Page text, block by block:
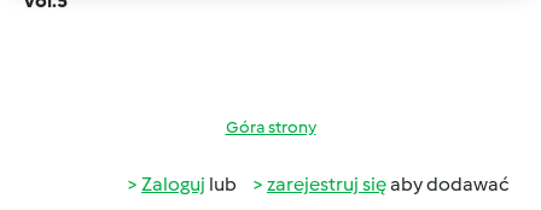
Góra strony
Zaloguj lub zarejestruj sięaby dodawać